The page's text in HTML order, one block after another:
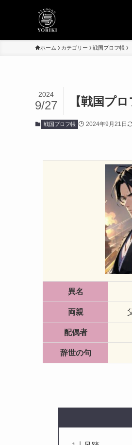
ホーム カテゴリー 戦国プロフ帳
【戦国プ
2024
9/27
戦国プロフ帳 2024年9月21日
異名
両親
配偶者
辞世の句